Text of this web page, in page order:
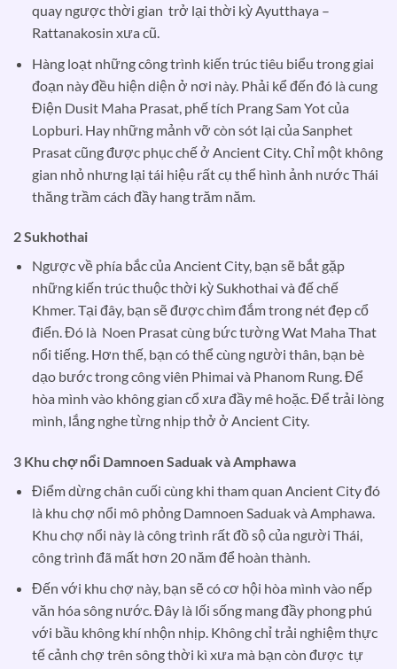
quay ngược thời gian trở lại thời kỳ Ayutthaya –
Rattanakosin xưa cũ.
Hàng loạt những công trình kiến trúc tiêu biểu trong giai
đoạn này đều hiện diện ở nơi này. Phải kể đến đó là cung
Điện Dusit Maha Prasat, phế tích Prang Sam Yot của
Lopburi. Hay những mảnh vỡ còn sót lại của Sanphet
Prasat cũng được phục chế ở Ancient City. Chỉ một không
gian nhỏ nhưng lại tái hiệu rất cụ thể hình ảnh nước Thái
thăng trầm cách đầy hang trăm năm.
2 Sukhothai
Ngược về phía bắc của Ancient City, bạn sẽ bắt gặp
những kiến trúc thuộc thời kỳ Sukhothai và đế chế
Khmer. Tại đây, bạn sẽ được chìm đắm trong nét đẹp cổ
điển. Đó là Noen Prasat cùng bức tường Wat Maha That
nổi tiếng. Hơn thế, bạn có thể cùng người thân, bạn bè
dạo bước trong công viên Phimai và Phanom Rung. Để
hòa mình vào không gian cổ xưa đầy mê hoặc. Để trải lòng
mình, lắng nghe từng nhịp thở ở Ancient City.
3 Khu chợ nổi Damnoen Saduak và Amphawa
Điểm dừng chân cuối cùng khi tham quan Ancient City đó
là khu chợ nổi mô phỏng Damnoen Saduak và Amphawa.
Khu chợ nổi này là công trình rất đồ sộ của người Thái,
công trình đã mất hơn 20 năm để hoàn thành.
Đến với khu chợ này, bạn sẽ có cơ hội hòa mình vào nếp
văn hóa sông nước. Đây là lối sống mang đầy phong phú
với bầu không khí nhộn nhịp. Không chỉ trải nghiệm thực
tế cảnh chợ trên sông thời kì xưa mà bạn còn được tự